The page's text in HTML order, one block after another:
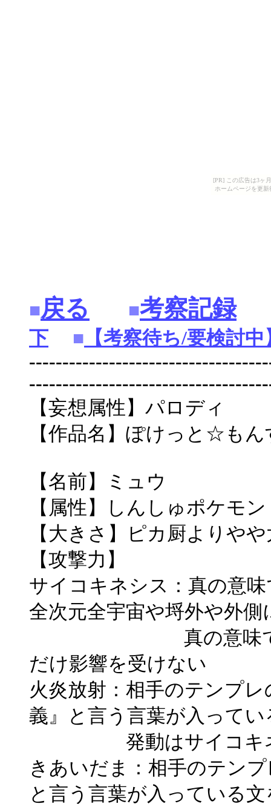
[PR] この広告は3ヶ
ホームページを更
■戻る ■考察記録
下 ■ 【考察待ち/要検討中
【妄想属性】パロディ
【作品名】ぽけっと☆も
【名前】ミュウ
【属性】しんしゅポケモン
【大きさ】ピカ厨よりや
【攻撃力】
サイコキネシス：真の意
全次元全宇宙や埒外や外側
真の意味で最速よ
だけ影響を受けない
火炎放射：相手のテンプ
義』と言う言葉が入って
発動はサイコキネ
きあいだま：相手のテン
と言う言葉が入っている